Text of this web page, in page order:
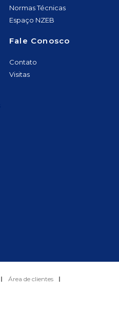
Normas Técnicas
Espaço NZEB
Fale Conosco
Contato
Visitas
Área de clientes